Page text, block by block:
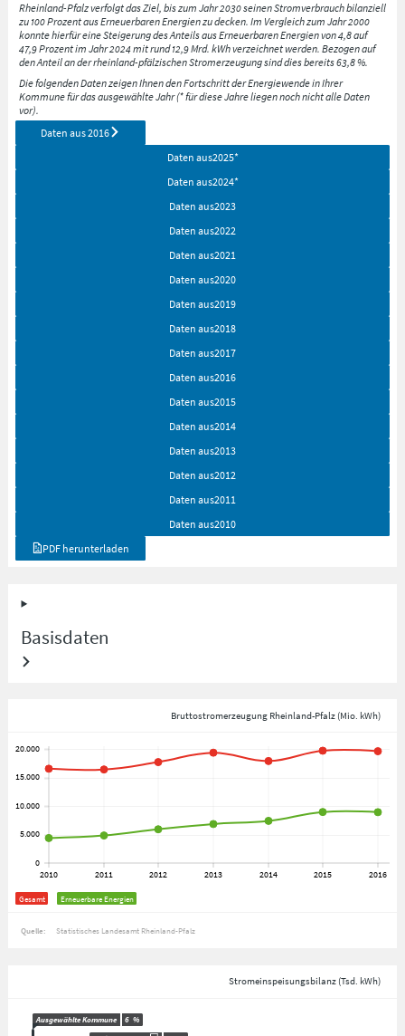
Rheinland-Pfalz verfolgt das Ziel, bis zum Jahr 2030 seinen Stromverbrauch bilanziell
zu 100 Prozent aus Erneuerbaren Energien zu decken. Im Vergleich zum Jahr 2000
konnte hierfür eine Steigerung des Anteils aus Erneuerbaren Energien von 4,8 auf
47,9 Prozent im Jahr 2024 mit rund 12,9 Mrd. kWh verzeichnet werden. Bezogen auf
den Anteil an der rheinland-pfälzischen Stromerzeugung sind dies bereits 63,8 %.
Die folgenden Daten zeigen Ihnen den Fortschritt der Energiewende in Ihrer
Kommune für das ausgewählte Jahr (* für diese Jahre liegen noch nicht alle Daten
vor).
Daten aus2016
Daten aus2025*
Daten aus2024*
Daten aus2023
Daten aus2022
Daten aus2021
Daten aus2020
Daten aus2019
Daten aus2018
Daten aus2017
Daten aus2016
Daten aus2015
Daten aus2014
Daten aus2013
Daten aus2012
Daten aus2011
Daten aus2010
PDF herunterladen
Basisdaten
Bruttostromerzeugung Rheinland-Pfalz (Mio. kWh)
Gesamt Erneuerbare Energien
Quelle: Statistisches Landesamt Rheinland-Pfalz
Stromeinspeisungsbilanz (Tsd. kWh)
Ausgewählte Kommune 6 %